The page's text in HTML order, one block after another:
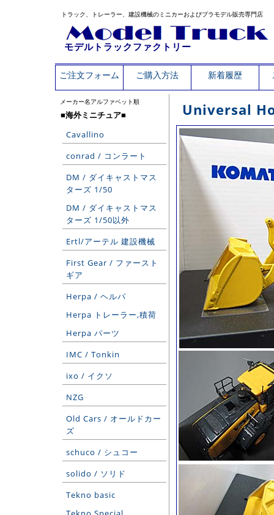
トラック、トレーラー、建設機械のミニカーおよびプラモデル販売専門店
モデルトラックファクトリー
ご注文フォーム ご購入方法 新着履歴
メーカー名アルファベット順
■海外ミニチュア■
Cavallino
conrad / コンラート
DM / ダイキャストマス
ターズ 1/50
DM / ダイキャストマス
ターズ 1/50以外
Ertl/アーテル 建設機械
First Gear / ファースト
ギア
Herpa / ヘルパ
Herpa トレーラー,積荷
Herpa パーツ
IMC / Tonkin
ixo / イクソ
NZG
Old Cars / オールドカー
ズ
schuco / シュコー
solido / ソリド
Tekno basic
Universal